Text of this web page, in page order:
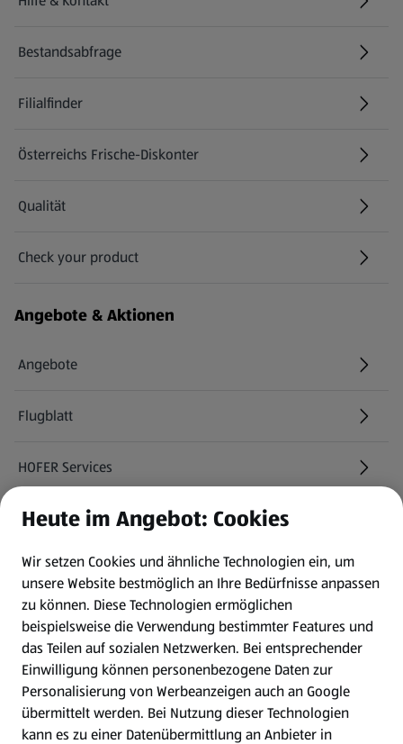
(öffnet in einem neuen Tab)
Bestandsabfrage
(öffnet in einem neuen Tab)
Filialfinder
Österreichs Frische-Diskonter
Qualität
Check your product
(öffnet in einem neuen Tab)
Angebote & Aktionen
Angebote
Flugblatt
HOFER Services
Newsletter
WhatsApp
Gewinnspiele
Mein HOFER. Meine Einkäufe.
Meine Meinung. Mein HOFER.
Heute im Angebot: Cookies
Wir setzen Cookies und ähnliche Technologien ein, um
unsere Website bestmöglich an Ihre Bedürfnisse anpassen
zu können. Diese Technologien ermöglichen
beispielsweise die Verwendung bestimmter Features und
das Teilen auf sozialen Netzwerken. Bei entsprechender
Einwilligung können personenbezogene Daten zur
Personalisierung von Werbeanzeigen auch an Google
übermittelt werden. Bei Nutzung dieser Technologien
kann es zu einer Datenübermittlung an Anbieter in